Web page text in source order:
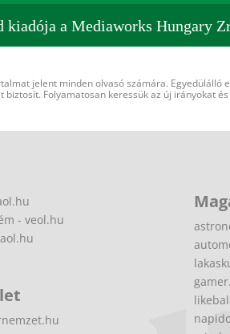
kiadója a Mediaworks Hungary
jelent minden olvasó számára. Egyedülálló
biztosít. Folyamatosan keressük az új irányokat
- veol.hu